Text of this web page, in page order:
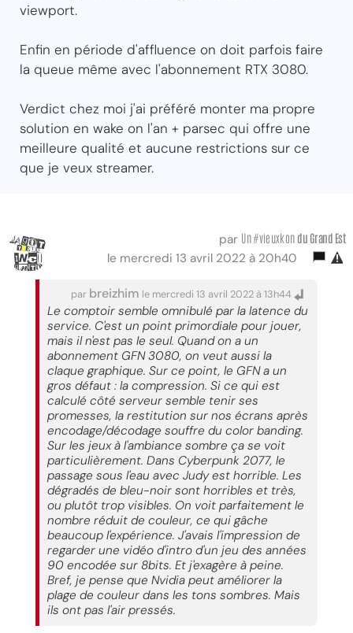
viewport.
Enfin en période d'affluence on doit parfois faire
la queue même avec l'abonnement RTX 3080.
Verdict chez moi j'ai préféré monter ma propre
solution en wake on l'an + parsec qui offre une
meilleure qualité et aucune restrictions sur ce
que je veux streamer.
par Un #vieuxkon du Grand Est
le mercredi 13 avril 2022 à 20h40
par breizhim le mercredi 13 avril 2022 à 13h44
Le comptoir semble omnibulé par la latence du
service. C'est un point primordiale pour jouer,
mais il n'est pas le seul. Quand on a un
abonnement GFN 3080, on veut aussi la
claque graphique. Sur ce point, le GFN a un
gros défaut : la compression. Si ce qui est
calculé côté serveur semble tenir ses
promesses, la restitution sur nos écrans après
encodage/décodage souffre du color banding.
Sur les jeux à l'ambiance sombre ça se voit
particulièrement. Dans Cyberpunk 2077, le
passage sous l'eau avec Judy est horrible. Les
dégradés de bleu-noir sont horribles et très,
ou plutôt trop visibles. On voit parfaitement le
nombre réduit de couleur, ce qui gâche
beaucoup l'expérience. J'avais l'impression de
regarder une vidéo d'intro d'un jeu des années
90 encodée sur 8bits. Et j'exagère à peine.
Bref, je pense que Nvidia peut améliorer la
plage de couleur dans les tons sombres. Mais
ils ont pas l'air pressés.